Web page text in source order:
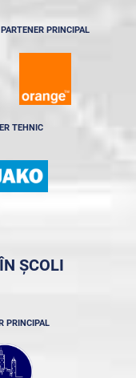
PARTENER PRINCIPAL
TEHNIC
ȘCOLI
PRINCIPAL